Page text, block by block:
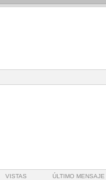
VISTAS ÚLTIMO MENSAJE